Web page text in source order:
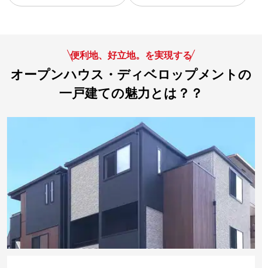
便利地、好立地。を実現する
オープンハウス・ディベロップメントの
一戸建ての魅力とは？？